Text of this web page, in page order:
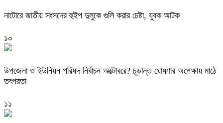
নাটোরে জাতীয় সংসদের হুইপ দুলুকে গুলি করার চেষ্টা, যুবক আটক
১০
উপজেলা ও ইউনিয়ন পরিষদ নির্বাচন অক্টোবরে? চূড়ান্ত ঘোষণার অপেক্ষায় মাঠে
তৎপরতা
১১